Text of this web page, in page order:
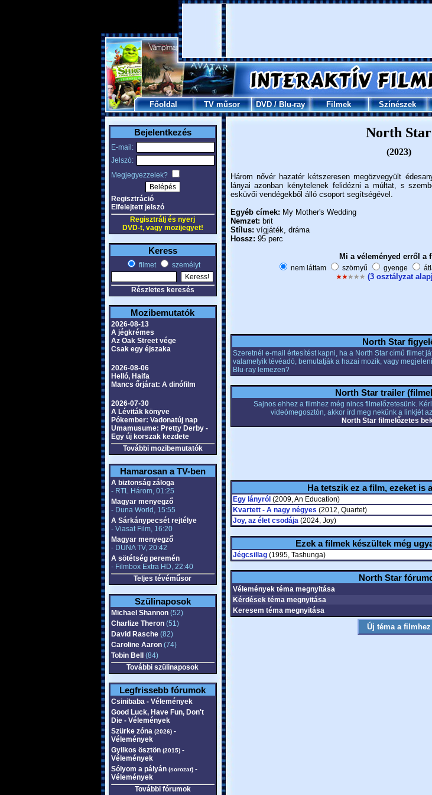
Főoldal TV műsor DVD/Blu-ray Filmek Színészek
Bejelentkezés
E-mail:
Jelszó:
Megjegyezzelek?
Regisztráció
Elfelejtett jelszó
Regisztrálj és nyerj
DVD-t, vagy mozijegyet!
Keress
filmet személyt
Részletes keresés
Mozibemutatók
2026-08-13
A jégkrémes
Az Oak Street vége
Csak egy éjszaka
2026-08-06
Helló, Haifa
Mancs őrjárat: A dinófilm
2026-07-30
A Léviták könyve
Pókember: Vadonatúj nap
Umamusume: Pretty Derby -
Egy új korszak kezdete
További mozibemutatók
Hamarosan a TV-ben
A biztonság záloga
- RTL Három, 01:25
Magyar menyegző
- Duna World, 15:55
A Sárkánypecsét rejtélye
- Viasat Film, 16:20
Magyar menyegző
- DUNA TV, 20:42
A sötétség peremén
- Filmbox Extra HD, 22:40
Teljes tévéműsor
Szülinaposok
Michael Shannon(52)
Charlize Theron(51)
David Rasche(82)
Caroline Aaron(74)
Tobin Bell
(84)
További szülinaposok
Legfrissebb fórumok
Csinibaba - Vélemények
Good Luck, Have Fun, Don't
Die - Vélemények
Szürke zóna (2026)-
Vélemények
Gyilkos ösztön (2015)-
Vélemények
Sólyom a pályán (sorozat)-
Vélemények
További fórumok
North Star
(2023)
Három nővér hazatér kétszeresen megözvegyült
lányai azonban kénytelenek felidézni a múltat, s
esküvői vendégekből álló csoport segítségével.
Egyéb címek: My Mother's Wedding
Nemzet: brit
Stílus: vígjáték, dráma
Hossz: 95 perc
Mi a véleményed erről a
nem láttam szörnyű gyenge
(3 osztályzat
North Star
Szeretnél e-mail értesítést kapni, ha a North Star című filmet
valamelyik tévéadó, bemutatják a hazai mozik, vagy
Blu-ray lemezen?
North Star trailer
Sajnos ehhez a filmhez még nincs filmelőzetesünk.
videómegosztón, akkor írd meg nekünk a linkjét
North Star filmelőzetes
Ha tetszik ez a film, ezeket is
Egy lányról (2009, An Education)
Kvartett - A nagy négyes (2012, Quartet)
Joy, az élet csodája(2024, Joy)
Ezek a filmek készültek még
Jégcsillag(1995, Tashunga)
North Star
Vélemények téma megnyitása
Kérdések téma megnyitása
Keresem téma megnyitása